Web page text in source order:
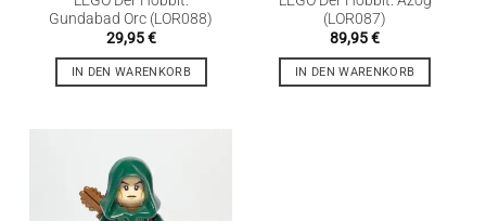
Gundabad Orc (LOR088)
29,95€
IN DEN WARENKORB
(LOR087)
89,95€
IN DEN WARENKORB